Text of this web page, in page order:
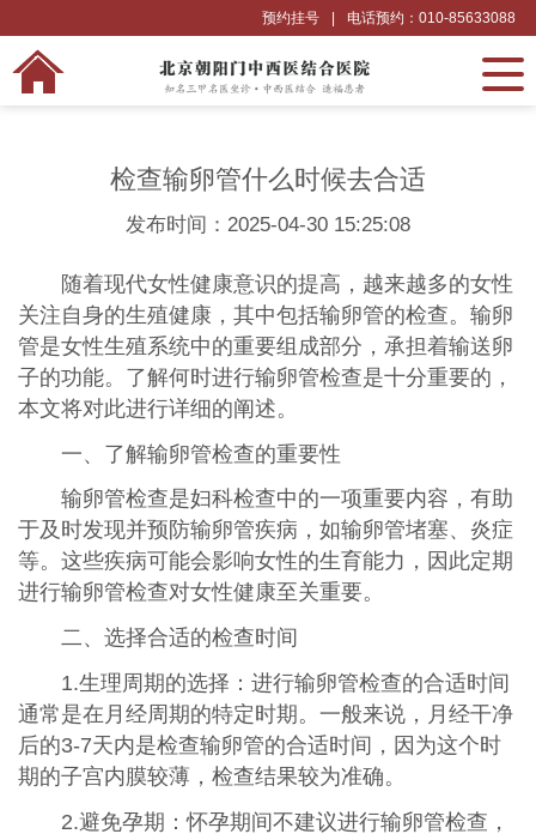
电话预约：010-85633088
预约挂号
检查输卵管什么时候去合适
发布时间：2025-04-30 15:25:08
随着现代女性健康意识的提高，越来越多的女性
关注自身的生殖健康，其中包括输卵管的检查。输卵
管是女性生殖系统中的重要组成部分，承担着输送卵
子的功能。了解何时进行输卵管检查是十分重要的，
本文将对此进行详细的阐述。
一、了解输卵管检查的重要性
输卵管检查是妇科检查中的一项重要内容，有助
于及时发现并预防输卵管疾病，如输卵管堵塞、炎症
等。这些疾病可能会影响女性的生育能力，因此定期
进行输卵管检查对女性健康至关重要。
二、选择合适的检查时间
1.生理周期的选择：进行输卵管检查的合适时间
通常是在月经周期的特定时期。一般来说，月经干净
后的3-7天内是检查输卵管的合适时间，因为这个时
期的子宫内膜较薄，检查结果较为准确。
2.避免孕期：怀孕期间不建议进行输卵管检查，